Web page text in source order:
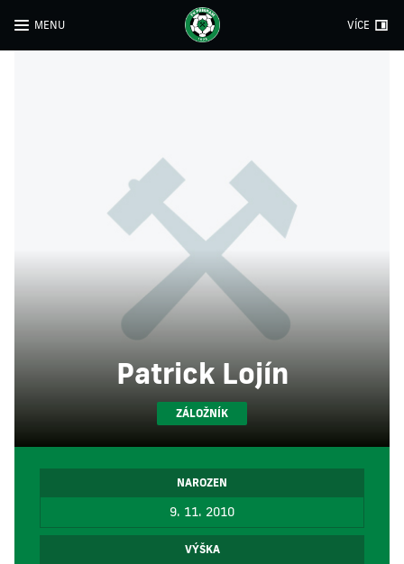
MENU VÍCE
Patrick Lojín
ZÁLOŽNÍK
NAROZEN
9. 11. 2010
VÝŠKA